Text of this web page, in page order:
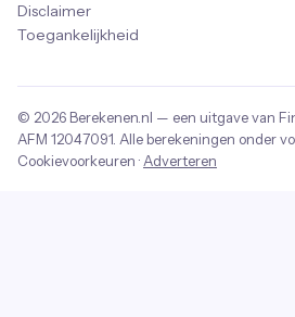
Disclaimer
Toegankelijkheid
© 2026 Berekenen.nl — een uitgave van
AFM 12047091 . Alle berekeningen onder
Cookievoorkeuren · Adverteren